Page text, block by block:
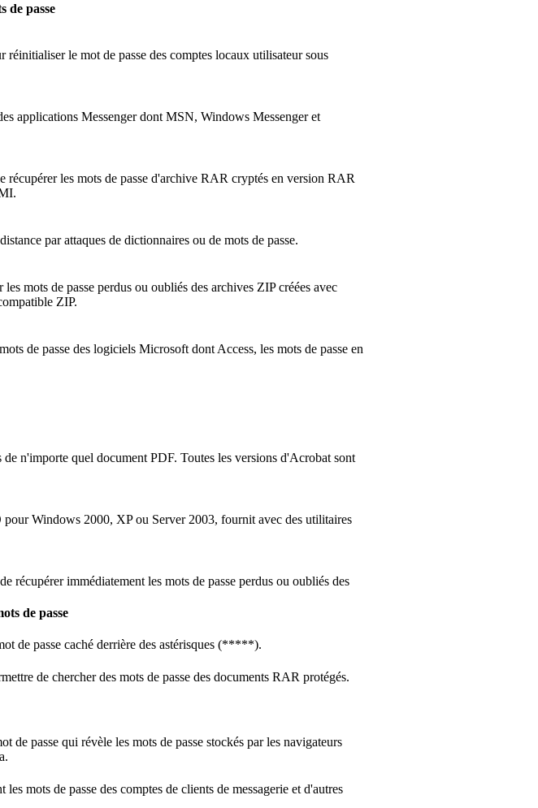
de passe
le mot de passe des comptes locaux utilisateur sous
applications Messenger dont MSN, Windows Messenger et
les mots de passe d'archive RAR cryptés en version RAR
par attaques de dictionnaires ou de mots de passe.
mots de passe perdus ou oubliés des archives ZIP créées avec
ZIP.
de passe des logiciels Microsoft dont Access, les mots de passe en
n'importe quel document PDF. Toutes les versions d'Acrobat sont
Windows 2000, XP ou Server 2003, fournit avec des utilitaires
immédiatement les mots de passe perdus ou oubliés des
de passe
de passe caché derrière des astérisques (*****).
de chercher des mots de passe des documents RAR protégés.
passe qui révèle les mots de passe stockés par les navigateurs
mots de passe des comptes de clients de messagerie et d'autres